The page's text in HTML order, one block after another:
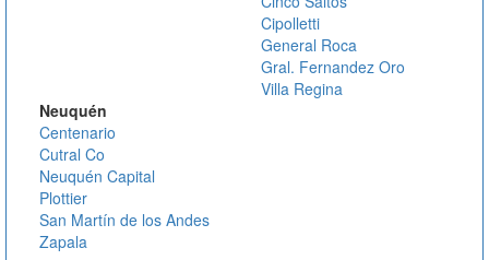
Cipolletti
General Roca
Gral. Fernandez Oro
Villa Regina
Neuquén
Centenario
Cutral Co
Neuquén Capital
Plottier
San Martín de los Andes
Zapala